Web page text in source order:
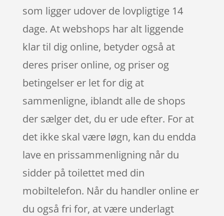
som ligger udover de lovpligtige 14
dage. At webshops har alt liggende
klar til dig online, betyder også at
deres priser online, og priser og
betingelser er let for dig at
sammenligne, iblandt alle de shops
der sælger det, du er ude efter. For at
det ikke skal være løgn, kan du endda
lave en prissammenligning når du
sidder på toilettet med din
mobiltelefon. Når du handler online er
du også fri for, at være underlagt